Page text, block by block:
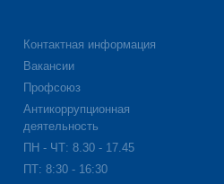
Контактная информация
Вакансии
Профсоюз
Антикоррупционная
деятельность
ПН - ЧТ: 8.30 - 17.45
ПТ: 8:30 - 16:30